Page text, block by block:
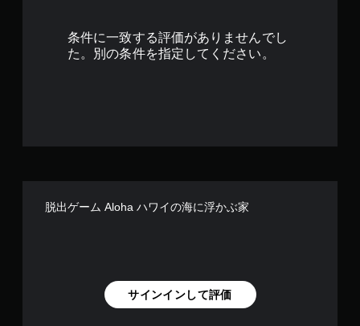
条件に一致する評価がありませんでし
た。別の条件を指定してください。
脱出ゲーム Aloha ハワイの海に浮かぶ家
サインインして評価